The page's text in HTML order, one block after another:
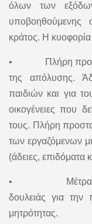
όλων των εξόδων
υποβοηθούμενης
κράτος. Η κυοφορία
• Πλήρη
της απόλυσης.
παιδιών και για
οικογένειες που
τους. Πλήρη
των εργαζόμενων
(άδειες, επιδόματα
• Μέτρα
δουλειάς για την
μητρότητας.